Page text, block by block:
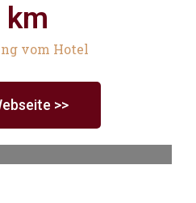
km
vom Hotel
>>